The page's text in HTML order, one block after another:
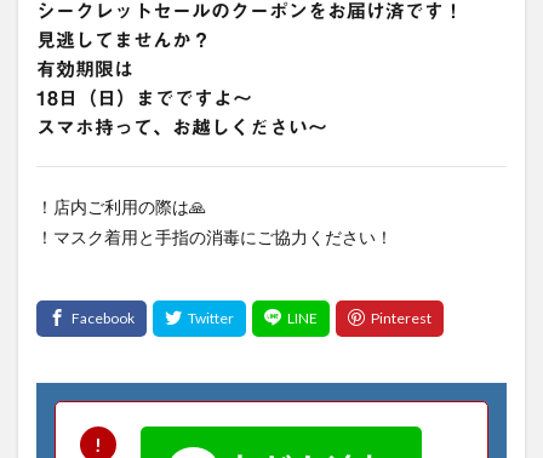
シークレットセールのクーポンをお届け済です！
見逃してませんか？
有効期限は
18日（日）までですよ〜
スマホ持って、お越しください〜
！店内ご利用の際は🙏
！マスク着用と手指の消毒にご協力ください！